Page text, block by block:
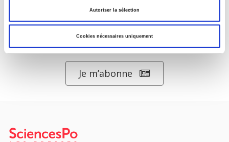
Autoriser la sélection
Cookies nécessaires uniquement
ABONNEZ-VOUS À NOS
REVUES
Je m’abonne